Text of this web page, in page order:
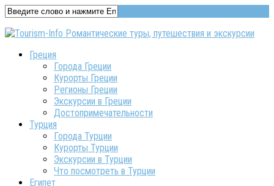
Греция
Города Греции
Курорты Греции
Регионы Греции
Экскурсии в Греции
Достопримечательности
Турция
Города Турции
Курорты Турции
Экскурсии в Турции
Что посмотреть в Турции
Египет